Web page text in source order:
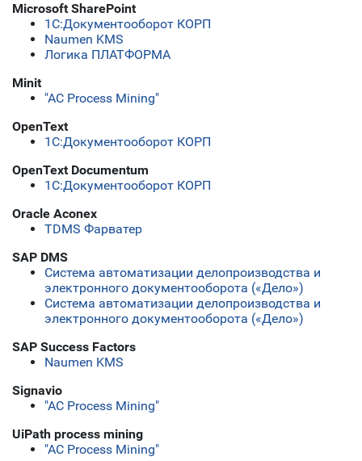
Microsoft SharePoint
1C:Документооборот КОРП
Naumen KMS
Логика ПЛАТФОРМА
Minit
"АС Process Mining"
OpenText
1C:Документооборот КОРП
OpenText Documentum
1C:Документооборот КОРП
Oracle Aconex
TDMS Фарватер
SAP DMS
Система автоматизации делопроизводства и
электронного документооборота («Дело»)
Система автоматизации делопроизводства и
электронного документооборота («Дело»)
SAP Success Factors
Naumen KMS
Signavio
"АС Process Mining"
UiPath process mining
"АС Process Mining"